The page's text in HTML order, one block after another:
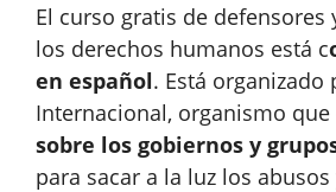
El curso gratis de defensores
los derechos humanos está c
en español. Está organizado
Internacional, organismo que
sobre los gobiernos y
para sacar a la luz los